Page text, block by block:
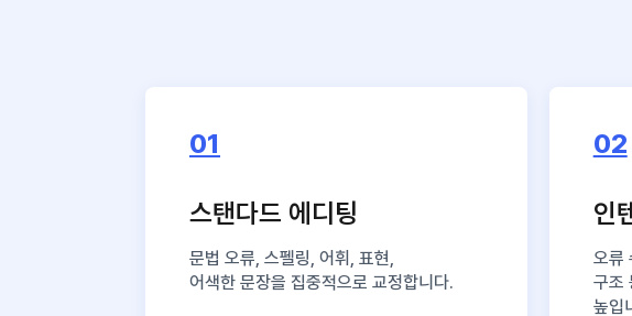
01
스탠다드 에디팅
문법 오류, 스펠링, 어휘, 표현,
어색한 문장을 집중적으로 교정합니다.
02
인
오류
구조
높입